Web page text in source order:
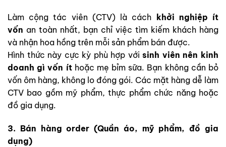
Làm cộng tác viên (CTV) là cách
khởi nghiệp ít
vốn an toàn nhất, bạn chỉ việc tìm kiếm khách hàng
và nhận hoa hồng trên mỗi sản phẩm bán được.
Hình thức này cực kỳ phù hợp vớisinh viên nên kinh
doanh gì vốn íthoặc mẹ bỉm sữa. Bạn không cần bỏ
vốn ôm hàng, không lo đóng gói. Các mặt hàng dễ làm
CTV bao gồm mỹ phẩm, thực phẩm chức năng hoặc
đồ gia dụng.
3. Bán hàng order (Quần áo, mỹ phẩm, đồ gia
dụng)